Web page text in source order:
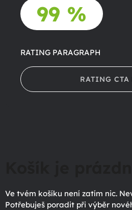
99 %
RATING PARAGRAPH
RATING CTA
Ve tvém košíku není zatím nic.
Potřebuješ poradit při výběr